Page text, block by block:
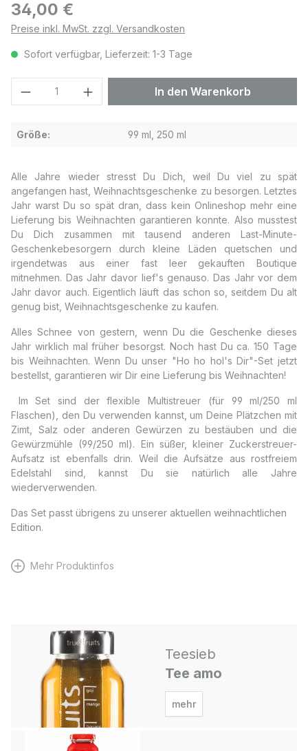
Alle Jahre wieder stresst Du Dich, weil Du viel zu spät
angefangen hast, Weihnachtsgeschenke zu besorgen. Letztes
Jahr warst Du so spät dran, dass kein Onlineshop mehr eine
Lieferung bis Weihnachten garantieren konnte. Also musstest
Du Dich zusammen mit tausend anderen Last-Minute-
Geschenkebesorgern durch kleine Läden quetschen und
irgendetwas aus einer fast leer gekauften Boutique
mitnehmen. Das Jahr davor lief's genauso. Das Jahr vor dem
Jahr davor auch. Eigentlich läuft das schon so, seitdem Du alt
genug bist, Weihnachtsgeschenke zu kaufen.
Alles Schnee von gestern, wenn Du die Geschenke dieses
Jahr wirklich mal früher besorgst. Noch hast Du ca. 150 Tage
bis Weihnachten. Wenn Du unser "Ho ho hol's Dir"-Set jetzt
bestellst, garantieren wir Dir eine Lieferung bis Weihnachten!
Im Set sind der flexible Multistreuer (für 99 ml/250 ml
Flaschen), den Du verwenden kannst, um Deine Plätzchen mit
Zimt, Salz oder anderen Gewürzen zu bestäuben und die
Gewürzmühle (99/250 ml). Ein süßer, kleiner Zuckerstreuer-
Aufsatz ist ebenfalls drin. Weil die Aufsätze aus rostfreiem
Edelstahl sind, kannst Du sie natürlich alle Jahre
wiederverwenden.
Das Set passt übrigens zu unserer aktuellen weihnachtlichen
Edition.
Mehr Produktinfos
Regulärer Preis:
34,00 €
Preise inkl. MwSt. zzgl. Versandkosten
Sofort verfügbar, Lieferzeit: 1-3 Tage
Produkt Anzahl: Gib den gewünschten
In den Warenkorb
Größe: 99 ml, 250 ml
Teesieb
Tee amo
mehr